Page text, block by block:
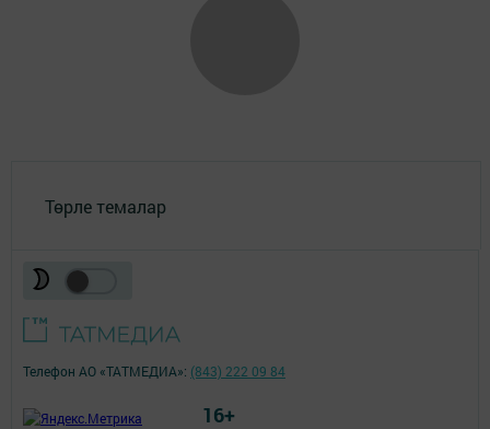
Төрле темалар
Телефон АО «ТАТМЕДИА»: (843) 222 09 84
16+